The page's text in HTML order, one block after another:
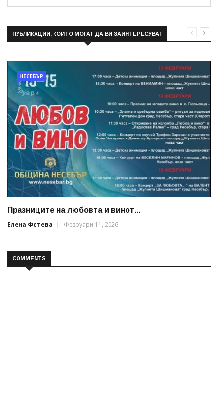
ПУБЛИКАЦИИ, КОИТО МОГАТ ДА ВИ ЗАИНТЕРЕСУВАТ
НЕСЕБЪР
Празниците на любовта и винот...
Елена Фотева
Февруари 11, 2026
COMMENTS